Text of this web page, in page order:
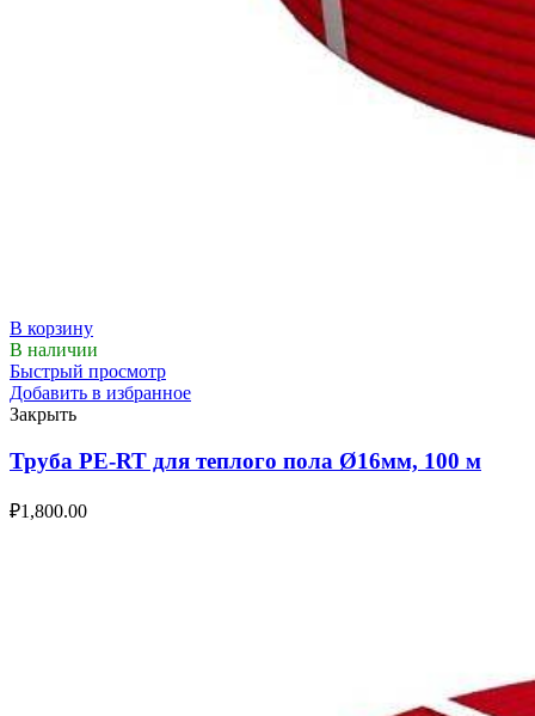
В корзину
В наличии
Быстрый просмотр
Добавить в избранное
Закрыть
Труба PE-RT для теплого пола Ø16мм, 100 м
₽1,800.00